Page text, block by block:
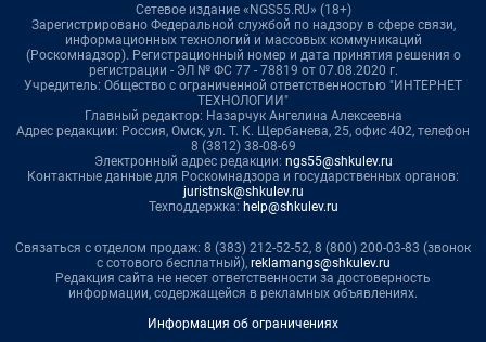
Сетевое издание «NGS55.RU» (18+)
Зарегистрировано Федеральной службой по надзору в сфере связи,
информационных технологий и массовых коммуникаций
(Роскомнадзор). Регистрационный номер и дата принятия решения о
регистрации - ЭЛ № ФС 77 - 78819 от 07.08.2020 г.
Учредитель: Общество с ограниченной ответственностью "ИНТЕРНЕТ
ТЕХНОЛОГИИ"
Главный редактор: Назарчук Ангелина Алексеевна
Адрес редакции: Россия, Омск, ул. Т. К. Щербанева, 25, офис 402, телефон
8 (3812) 38-08-69
Электронный адрес редакции: ngs55@shkulev.ru
Контактные данные для Роскомнадзора и государственных органов:
juristnsk@shkulev.ru
Техподдержка: help@shkulev.ru
Связаться с отделом продаж: 8 (383) 212-52-52, 8 (800) 200-03-83 (звонок
с сотового бесплатный), reklamangs@shkulev.ru
Редакция сайта не несет ответственности за достоверность
информации, содержащейся в рекламных объявлениях.
Информация об ограничениях